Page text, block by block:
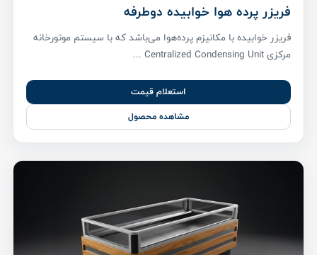
فریزر پرده هوا خوابیده دوطرفه
فریزر خوابیده با مکانیزم پرده‌هوا می‌باشد که با سیستم موتورخانه
مرکزی Centralized Condensing Unit ...
استعلام قیمت
مشاهده محصول